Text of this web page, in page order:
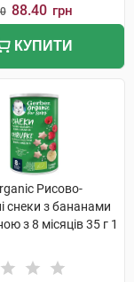
88.40 грн
КУПИТИ
Рисово-
снеки з бананами
з 8 місяців 35 г 1